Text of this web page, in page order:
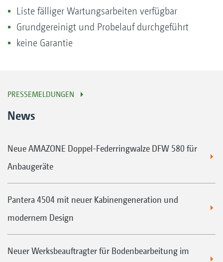
Liste fälliger Wartungsarbeiten verfügbar
Grundgereinigt und Probelauf durchgeführt
keine Garantie
PRESSEMELDUNGEN
News
Neue AMAZONE Doppel-Federringwalze DFW 580 für
Anbaugeräte
Pantera 4504 mit neuer Kabinengeneration und
modernem Design
Neuer Werksbeauftragter für Bodenbearbeitung im